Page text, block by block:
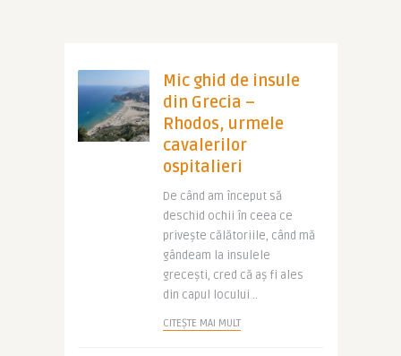
Mic ghid de insule
din Grecia –
Rhodos, urmele
cavalerilor
ospitalieri
De când am început să
deschid ochii în ceea ce
privește călătoriile, când mă
gândeam la insulele
grecești, cred că aș fi ales
din capul locului ..
CITEȘTE MAI MULT